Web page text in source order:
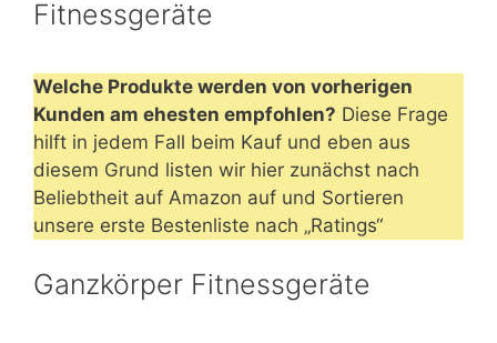
Fitnessgeräte
Welche Produkte werden von vorherigen
Kunden am ehesten empfohlen? Diese Frage
hilft in jedem Fall beim Kauf und eben aus
diesem Grund listen wir hier zunächst nach
Beliebtheit auf Amazon auf und Sortieren
unsere erste Bestenliste nach „Ratings“
Ganzkörper Fitnessgeräte